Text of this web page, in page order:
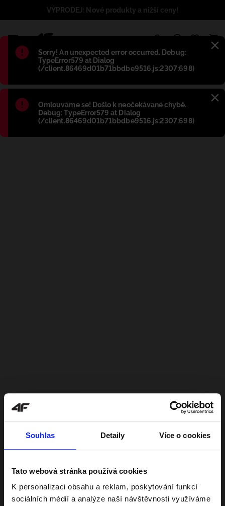
Souhlas Detaily Více o cookies
Tato webová stránka používá cookies
K personalizaci obsahu a reklam, poskytování funkcí
sociálních médií a analýze naší návštěvnosti využíváme
Błąd:
Sorry! An unexpected error occurred. Debug:
TypeError579 at Dialog
(/client.86469d01b71bbdbe9516.js:2307:698)
Błąd:
Omlouváme se! Došlo k neočekávané chybě.
Debug: TypeError579 at Dialog
(/client.86469d01b71bbdbe9516.js:2307:698)
VÝPRODEJ: Nové produkty a nižší ceny!